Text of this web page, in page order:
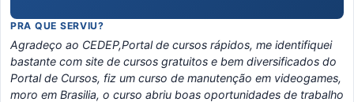
PRA QUE SERVIU?
Agradeço ao CEDEP,Portal de cursos rápidos, me identifiquei
bastante com site de cursos gratuitos e bem diversificados do
Portal de Cursos, fiz um curso de manutenção em videogames,
moro em Brasilia, o curso abriu boas oportunidades de trabalho